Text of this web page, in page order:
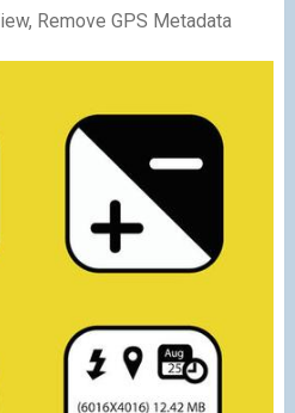
Remove GPS Metadata